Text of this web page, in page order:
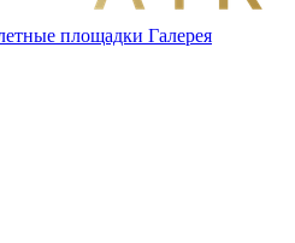
площадки Галерея